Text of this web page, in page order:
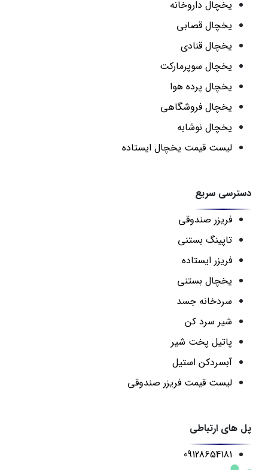
یخچال داروخانه
یخچال قصابی
یخچال قنادی
یخچال سوپرمارکت
یخچال پرده هوا
یخچال فروشگاهی
یخچال نوشابه
لیست قیمت یخچال ایستاده
دسترسی سریع
فریزر صندوقی
تاپینگ بستنی
فریزر ایستاده
یخچال بستنی
سردخانه جسد
شیر سرد کن
پاتیل پخت شیر
آبسردکن استیل
لیست قیمت فریزر صندوقی
پل های ارتباطی
09128654181